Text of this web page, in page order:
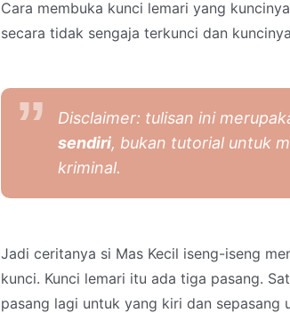
Cara membuka kunci lemari yang
secara tidak sengaja terkunci dan
Disclaimer: tulisan ini
sendiri, bukan tutorial untuk
kriminal.
Jadi ceritanya si Mas Kecil iseng-iseng
kunci. Kunci lemari itu ada tiga pasang.
pasang lagi untuk yang kiri dan sepasang